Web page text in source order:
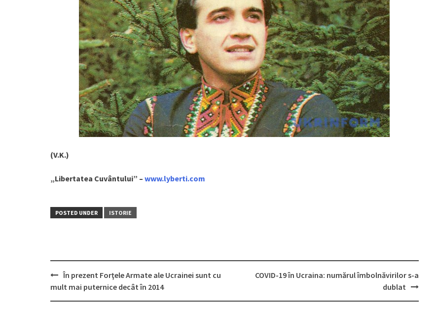
(V.K.)
„Libertatea Cuvântului” – www.lyberti.com
POSTED UNDER ISTORIE
Post
navigation
În prezent Forţele Armate ale Ucrainei sunt cu
mult mai puternice decât în 2014
COVID-19 în Ucraina: numărul îmbolnăvirilor s-a
dublat